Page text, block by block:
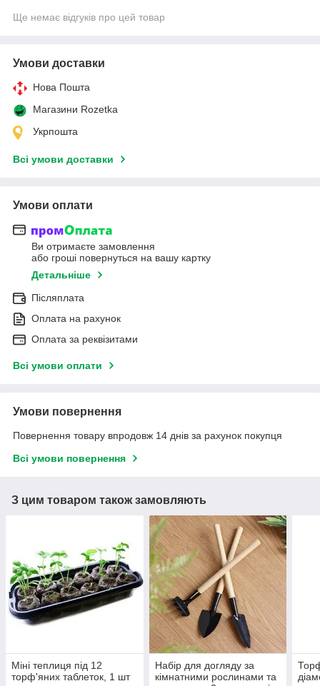
Ще немає відгуків про цей товар
Умови доставки
Нова Пошта
Магазини Rozetka
Укрпошта
Всі умови доставки
Умови оплати
Ви отримаєте замовлення
або гроші повернуться на вашу картку
Детальніше
Післяплата
Оплата на рахунок
Оплата за реквізитами
Всі умови оплати
Умови повернення
Повернення товару впродовж 14 днів за рахунок покупця
Всі умови повернення
З цим товаром також замовляють
Міні теплиця під 12
торф'яних таблеток, 1 шт
Набір для догляду за
кімнатними рослинами та